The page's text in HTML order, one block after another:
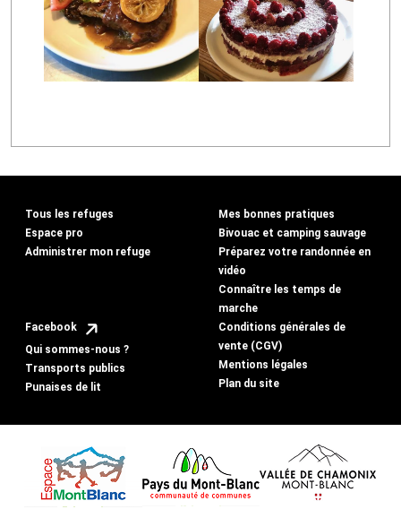
Tous les refuges
Espace pro
Administrer mon refuge
Mes bonnes pratiques
Bivouac et camping sauvage
Préparez votre randonnée en
vidéo
Connaître les temps de
marche
Facebook
Qui sommes-nous ?
Transports publics
Punaises de lit
Conditions générales de
vente (CGV)
Mentions légales
Plan du site